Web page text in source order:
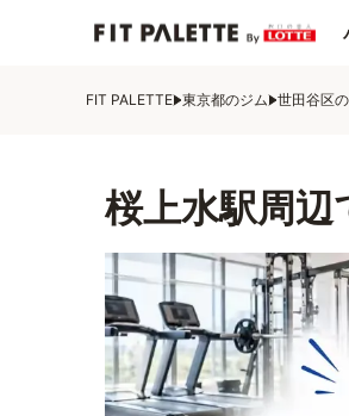
FIT PALETTE 東京都のジム 世田谷区
桜上水駅周